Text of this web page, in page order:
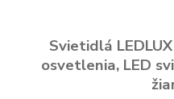
Svietidlá
osvetlenia, LED